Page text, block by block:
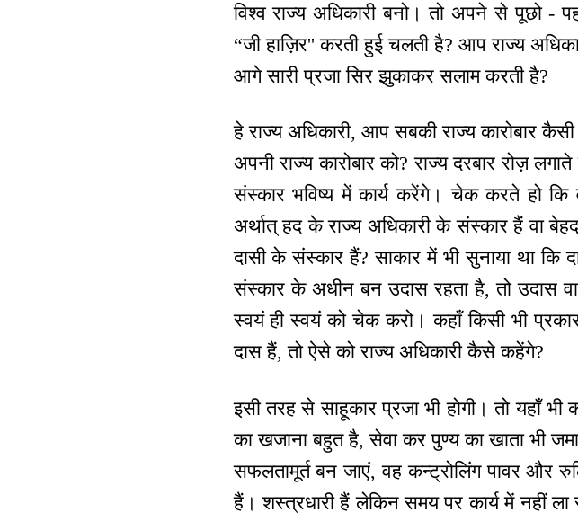
विश्व राज्य अधिकारी बनो। तो अपने से पूछो -
“जी हाज़िर'' करती हुई चलती है? आप राज्य
आगे सारी प्रजा सिर झुकाकर सलाम करती है?
हे राज्य अधिकारी, आप सबकी राज्य कारोबार
अपनी राज्य कारोबार को? राज्य दरबार रोज़
संस्कार भविष्य में कार्य करेंगे। चेक करते हो
अर्थात् हद के राज्य अधिकारी के संस्कार हैं वा
दासी के संस्कार हैं? साकार में भी सुनाया था कि
संस्कार के अधीन बन उदास रहता है, तो उदास
स्वयं ही स्वयं को चेक करो। कहाँ किसी भी
दास हैं, तो ऐसे को राज्य अधिकारी कैसे कहेंगे?
इसी तरह से साहूकार प्रजा भी होगी। तो यहाँ
का खजाना बहुत है, सेवा कर पुण्य का खाता भी
सफलतामूर्त बन जाएं, वह कन्ट्रोलिंग पावर और
हैं। शस्त्रधारी हैं लेकिन समय पर कार्य में